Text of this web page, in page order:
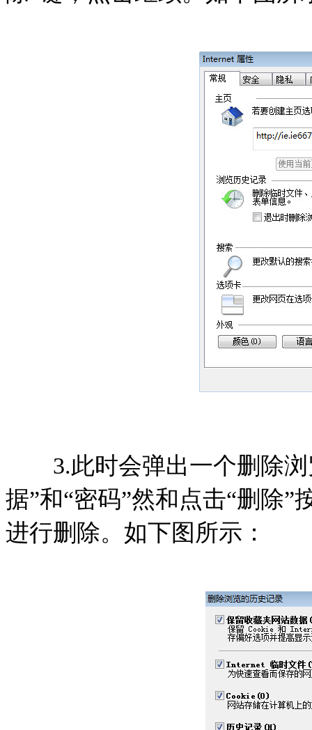
3.此时会弹出一个删除浏
据”和“密码”然和点击“删除
进行删除。如下图所示：